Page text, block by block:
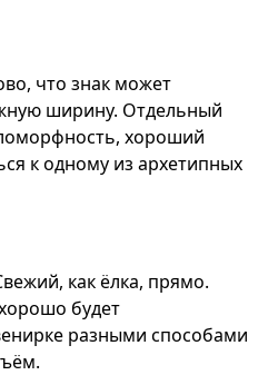
что знак может
ширину. Отдельный
хороший
к одному из архетипных
как ёлка, прямо.
будет
разными способами